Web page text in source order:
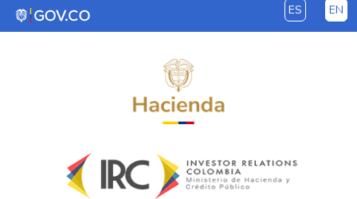
Skip to Main Content ES EN